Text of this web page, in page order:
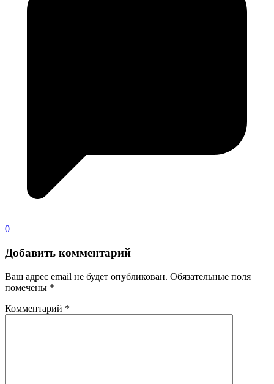
0
Добавить комментарий
Ваш адрес email не будет опубликован. Обязательные поля
помечены *
Комментарий *